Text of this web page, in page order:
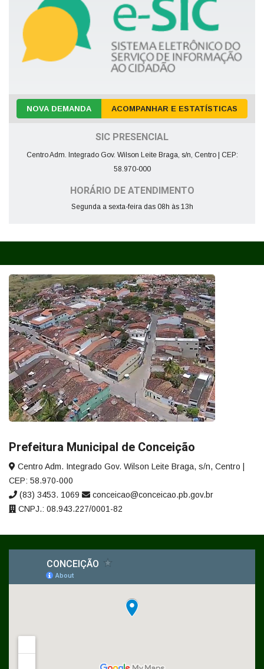
NOVA DEMANDA ACOMPANHAR E ESTATÍSTICAS
SIC PRESENCIAL
Centro Adm. Integrado Gov. Wilson Leite Braga, s/n, Centro | CEP:
58.970-000
HORÁRIO DE ATENDIMENTO
Segunda a sexta-feira das 08h às 13h
Prefeitura Municipal de Conceição
Centro Adm. Integrado Gov. Wilson Leite Braga, s/n, Centro |
CEP: 58.970-000
(83) 3453. 1069
conceicao@conceicao.pb.gov.br
CNPJ.: 08.943.227/0001-82